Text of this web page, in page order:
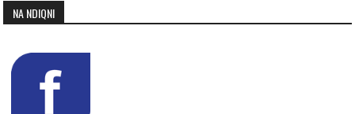
NA NDIQNI